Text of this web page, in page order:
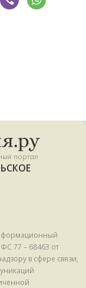
77 – 68463 от
в сфере связи,